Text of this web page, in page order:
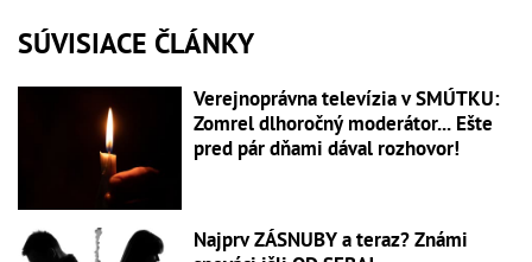
SÚVISIACE ČLÁNKY
Verejnoprávna televízia v SMÚTKU:
Zomrel dlhoročný moderátor... Ešte
pred pár dňami dával rozhovor!
Najprv ZÁSNUBY a teraz? Známi